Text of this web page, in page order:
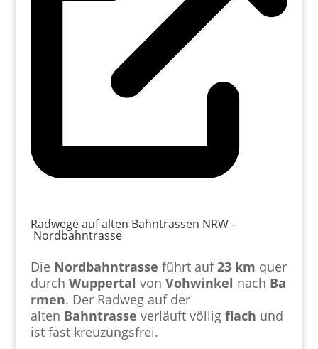
Radwege auf alten Bahntrassen NRW –
Nordbahntrasse
Die Nordbahntrasse führt auf23 km quer
durch Wuppertal von Vohwinkel nach Ba
rmen. Der Radweg auf der
alten Bahntrasse verläuft völlig flach und
ist fast kreuzungsfrei.